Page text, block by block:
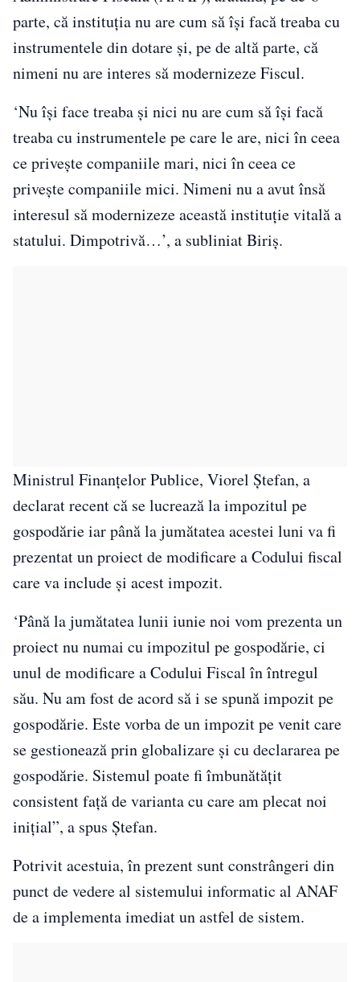
parte, că instituţia nu are cum să îşi facă treaba cu
instrumentele din dotare şi, pe de altă parte, că
nimeni nu are interes să modernizeze Fiscul.
‘Nu îşi face treaba şi nici nu are cum să îşi facă
treaba cu instrumentele pe care le are, nici în ceea
ce priveşte companiile mari, nici în ceea ce
priveşte companiile mici. Nimeni nu a avut însă
interesul să modernizeze această instituţie vitală a
statului. Dimpotrivă…’, a subliniat Biriş.
Ministrul Finanţelor Publice, Viorel Ştefan, a
declarat recent că se lucrează la impozitul pe
gospodărie iar până la jumătatea acestei luni va fi
prezentat un proiect de modificare a Codului fiscal
care va include şi acest impozit.
‘Până la jumătatea lunii iunie noi vom prezenta un
proiect nu numai cu impozitul pe gospodărie, ci
unul de modificare a Codului Fiscal în întregul
său. Nu am fost de acord să i se spună impozit pe
gospodărie. Este vorba de un impozit pe venit care
se gestionează prin globalizare şi cu declararea pe
gospodărie. Sistemul poate fi îmbunătăţit
consistent faţă de varianta cu care am plecat noi
iniţial”, a spus Ştefan.
Potrivit acestuia, în prezent sunt constrângeri din
punct de vedere al sistemului informatic al ANAF
de a implementa imediat un astfel de sistem.